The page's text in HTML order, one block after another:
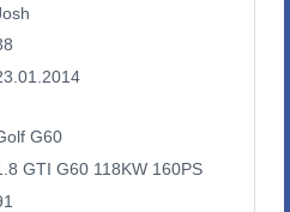
G60
GTI G60 118KW 160PS